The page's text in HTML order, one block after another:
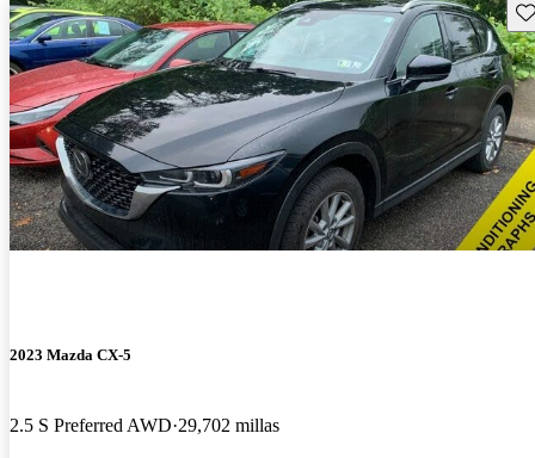
2023 Mazda CX-5
2.5 S Preferred AWD 29,702 millas